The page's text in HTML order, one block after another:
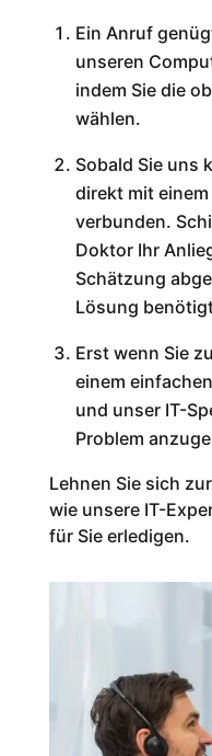
Ein Anruf
unseren
indem Sie die
wählen.
Sobald Sie uns
direkt mit
verbunden.
Doktor Ihr
Schätzung
Lösung
Erst wenn Sie
einem
und unser IT-
Problem
Lehnen Sie sich
wie unsere IT-
für Sie erledigen.